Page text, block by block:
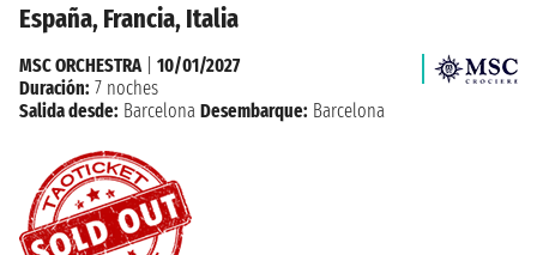
España, Francia, Italia
MSC ORCHESTRA| 10/01/2027
Duración: 7 noches
Salida desde: Barcelona Desembarque: Barcelona